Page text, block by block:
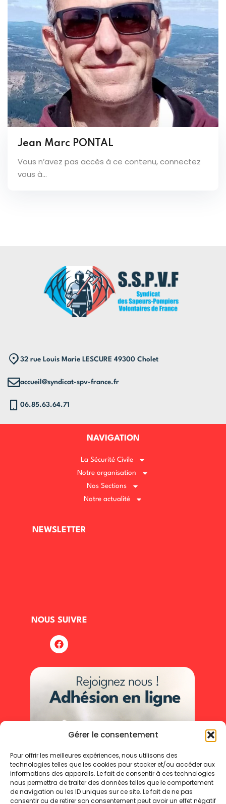
Gérer le consentement
Pour offrir les meilleures expériences, nous utilisons des
technologies telles que les cookies pour stocker et/ou accéder aux
informations des appareils. Le fait de consentir à ces technologies
nous permettra de traiter des données telles que le comportement
de navigation ou les ID uniques sur ce site. Le fait de ne pas
consentir ou de retirer son consentement peut avoir un effet négatif
Jean Marc PONTAL
Vous n’avez pas accès à ce contenu, connectez
vous à...
32 rue Louis Marie LESCURE 49300 Cholet
accueil@syndicat-spv-france.fr
06.85.63.64.71
NAVIGATION
La Sécurité Civile
Notre organisation
Nos Sections
Notre actualité
NEWSLETTER
NOUS SUIVRE